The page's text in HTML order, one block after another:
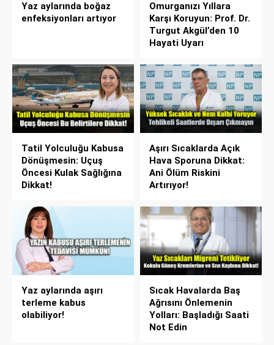
Yaz aylarında boğaz
enfeksiyonları artıyor
Omurganızı Yıllara
Karşı Koruyun: Prof. Dr.
Turgut Akgül’den 10
Hayati Uyarı
Tatil Yolculuğu Kabusa
Dönüşmesin: Uçuş
Öncesi Kulak Sağlığına
Dikkat!
Aşırı Sıcaklarda Açık
Hava Sporuna Dikkat:
Ani Ölüm Riskini
Artırıyor!
Yaz aylarında aşırı
terleme kabus
olabiliyor!
Sıcak Havalarda Baş
Ağrısını Önlemenin
Yolları: Başladığı Saati
Not Edin